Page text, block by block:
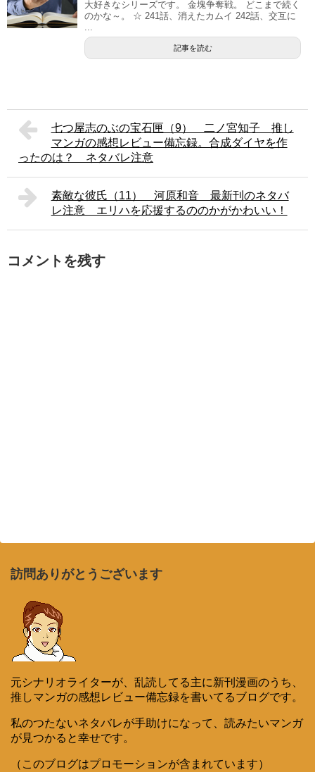
大好きなシリーズです。 金塊争奪戦。 どこまで続く
のかな～。 ☆ 241話、消えたカムイ 242話、交互に
...
記事を読む
七つ屋志のぶの宝石匣（9） 二ノ宮知子 推し
マンガの感想レビュー備忘録。合成ダイヤを作
ったのは？ ネタバレ注意
素敵な彼氏（11） 河原和音 最新刊のネタバ
レ注意 エリハを応援するののかがかわいい！
コメントを残す
訪問ありがとうございます
元シナリオライターが、乱読してる主に新刊漫画のうち、
推しマンガの感想レビュー備忘録を書いてるブログです。
私のつたないネタバレが手助けになって、読みたいマンガ
が見つかると幸せです。
（このブログはプロモーションが含まれています）